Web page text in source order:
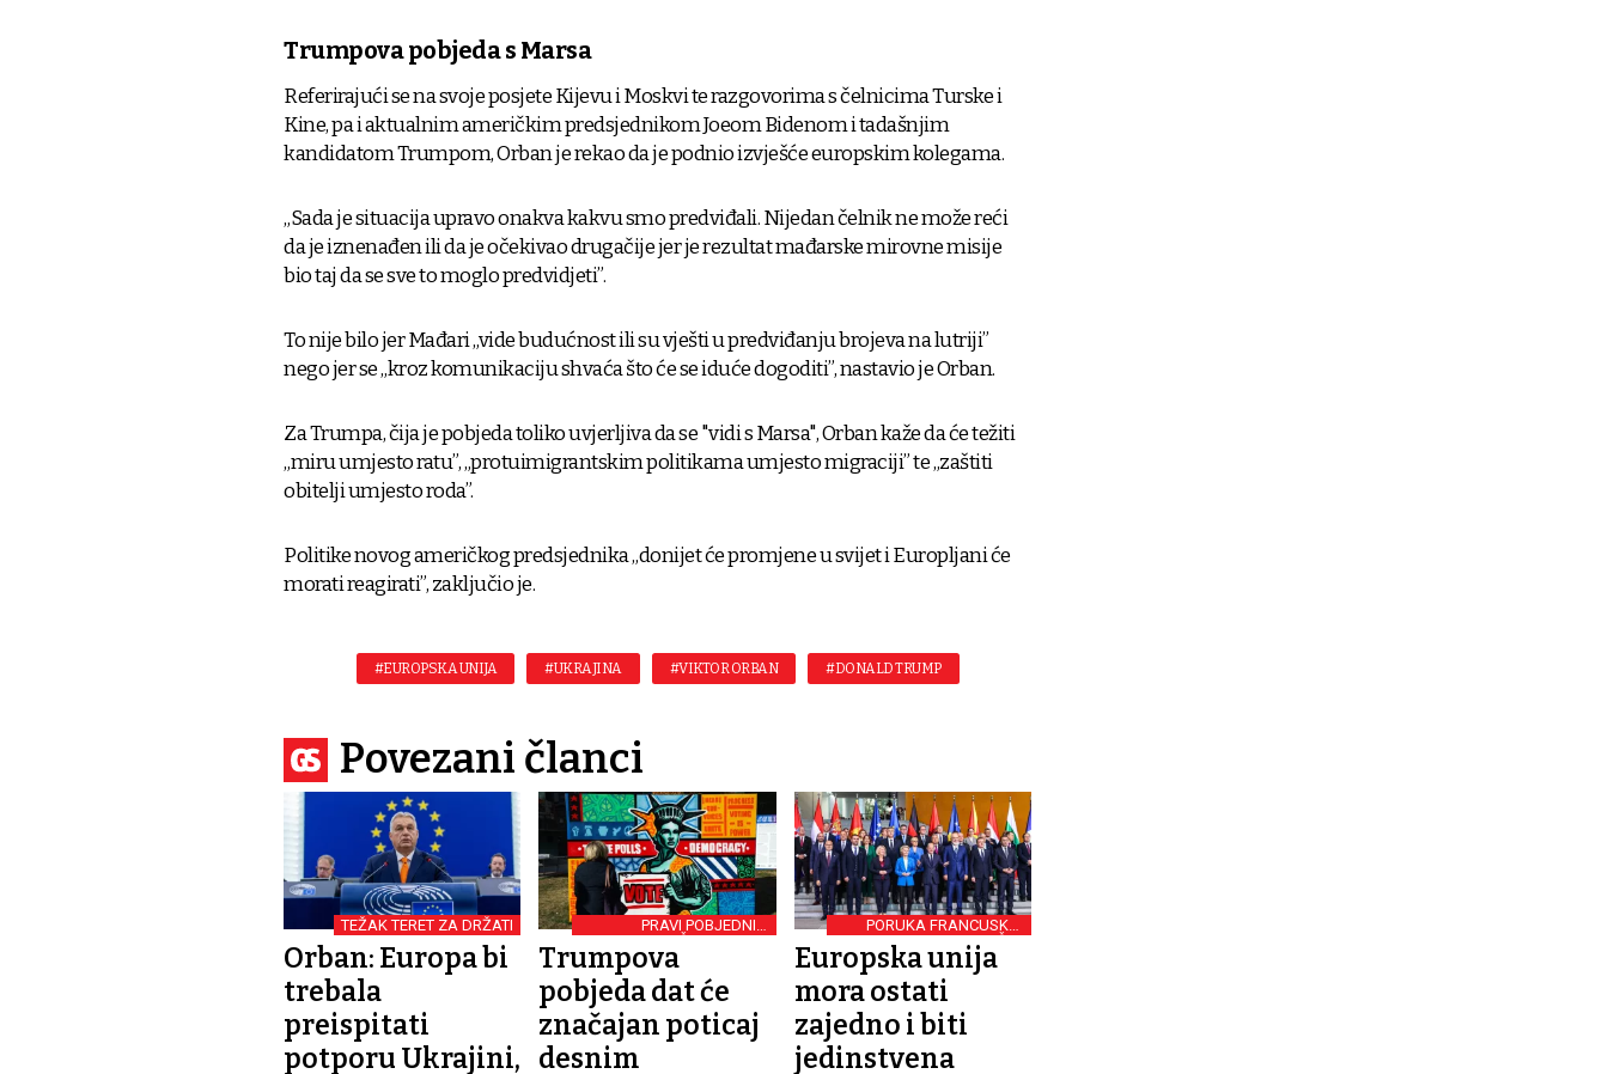
Trumpova pobjeda s Marsa
Referirajući se na svoje posjete Kijevu i Moskvi te razgovorima s čelnicima Turske i
Kine, pa i aktualnim američkim predsjednikom Joeom Bidenom i tadašnjim
kandidatom Trumpom, Orban je rekao da je podnio izvješće europskim kolegama.
„Sada je situacija upravo onakva kakvu smo predviđali. Nijedan čelnik ne može reći
da je iznenađen ili da je očekivao drugačije jer je rezultat mađarske mirovne misije
bio taj da se sve to moglo predvidjeti”.
To nije bilo jer Mađari „vide budućnost ili su vješti u predviđanju brojeva na lutriji”
nego jer se „kroz komunikaciju shvaća što će se iduće dogoditi”, nastavio je Orban.
Za Trumpa, čija je pobjeda toliko uvjerljiva da se "vidi s Marsa", Orban kaže da će težiti
„miru umjesto ratu”, „protuimigrantskim politikama umjesto migraciji” te „zaštiti
obitelji umjesto roda”.
Politike novog američkog predsjednika „donijet će promjene u svijet i Europljani će
morati reagirati”, zaključio je.
#EUROPSKA UNIJA #UKRAJINA #VIKTOR ORBAN #DONALD TRUMP
Povezani članci
TEŽAK TERET ZA DRŽATI
Orban: Europa bi
trebala
preispitati
potporu Ukrajini,
PRAVI POBJEDNICI
AMERIČKIH IZBORA
Trumpova
pobjeda dat će
značajan poticaj
desnim
PORUKA FRANCUSKE I
NJEMAČKE
Europska unija
mora ostati
zajedno i biti
jedinstvena